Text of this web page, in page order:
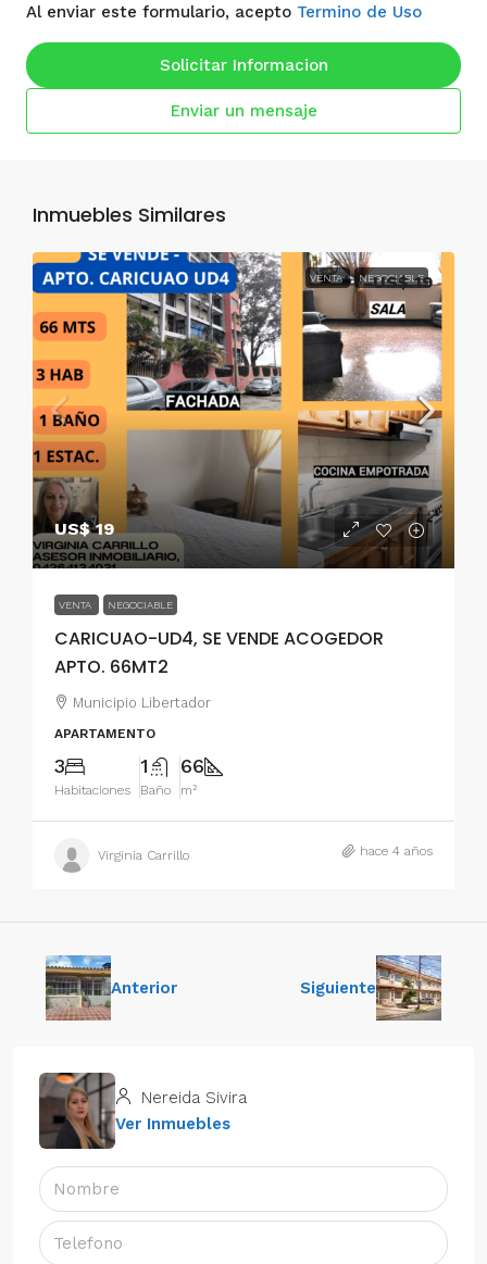
Al enviar este formulario, acepto Termino de Uso
Solicitar Informacion
Enviar un mensaje
Inmuebles Similares
VENTA NEGOCIABLE
US$ 19
VENTA NEGOCIABLE
CARICUAO-UD4, SE VENDE ACOGEDOR
APTO. 66MT2
US$ 19
Municipio Libertador
APARTAMENTO
3
Habitaciones
1
Baño
66
m²
Virginia Carrillo hace 4 años
Anterior Siguiente
Nereida Sivira
Ver Inmuebles